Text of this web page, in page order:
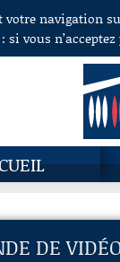
navigation
: si vous
DE